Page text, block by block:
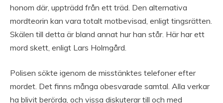
honom där, uppträdd från ett träd. Den alternativa
mordteorin kan vara totalt motbevisad, enligt tingsrätten.
Skälen till detta är bland annat hur han står. Här har ett
mord skett, enligt Lars Holmgård.
Polisen sökte igenom de misstänktes telefoner efter
mordet. Det finns många obesvarade samtal. Alla verkar
ha blivit berörda, och vissa diskuterar till och med